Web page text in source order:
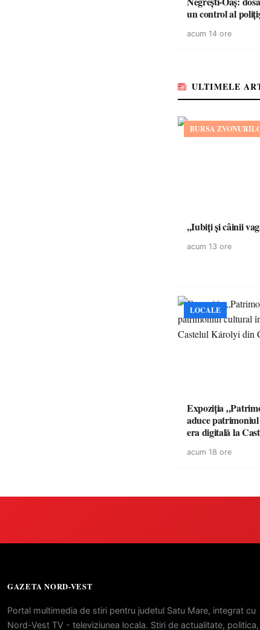
un control al
acum 14 ore
ULTIMELE
BURSA
,,Iubiți și câinii
acum 13 ore
LOCALE
Expoziția
aduce
era digitală la
acum 18 ore
GAZETA NORD-VEST
Portal multimedia de stiri pentru judetul Satu Mare, integrat cu
Nord-Vest TV - televiziunea locala. Stiri de actualitate, politica,